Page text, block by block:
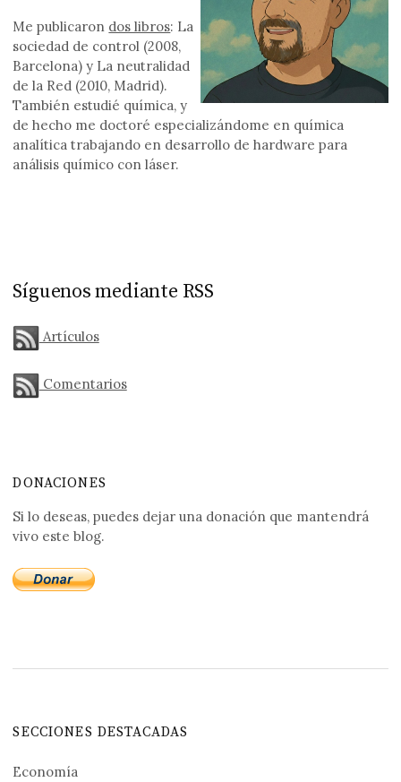
Me publicaron dos libros: La
sociedad de control (2008,
Barcelona) y La neutralidad
de la Red (2010, Madrid).
También estudié química, y
de hecho me doctoré especializándome en química
analítica trabajando en desarrollo de hardware para
análisis químico con láser.
Síguenos mediante RSS
Artículos
Comentarios
DONACIONES
Si lo deseas, puedes dejar una donación que mantendrá
vivo este blog.
SECCIONES DESTACADAS
Economía